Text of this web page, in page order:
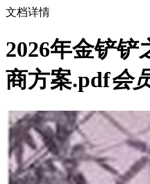
文档详情
2026年金铲铲
商方案.pdf会